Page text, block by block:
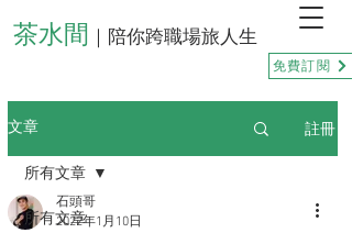
茶水間 ｜陪你跨職場旅人生
免費訂閱
文章 註冊
所有文章
所有文章
石頭哥
2022年1月10日